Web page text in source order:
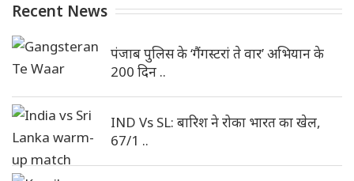
Recent News
पंजाब पुलिस के ‘गैंगस्टरां ते वार’ अभियान के
200 दिन ..
IND Vs SL: बारिश ने रोका भारत का खेल,
67/1 ..